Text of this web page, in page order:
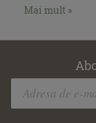
Mai mult »